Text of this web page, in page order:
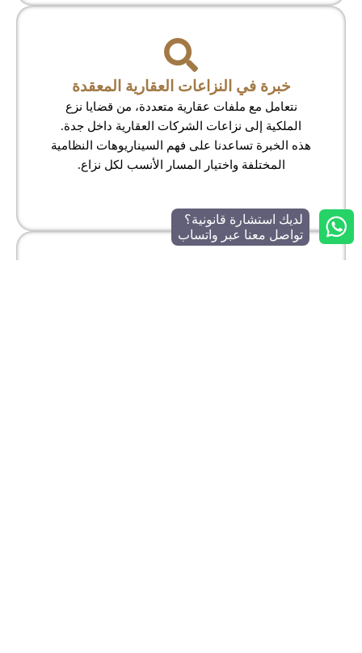
خبرة في النزاعات العقارية المعقدة
نتعامل مع ملفات عقارية متعددة، من قضايا نزع
الملكية إلى نزاعات الشركات العقارية داخل جدة.
هذه الخبرة تساعدنا على فهم السيناريوهات النظامية
المختلفة واختيار المسار الأنسب لكل نزاع.
لديك استشارة قانونية؟
تواصل معنا عبر واتساب